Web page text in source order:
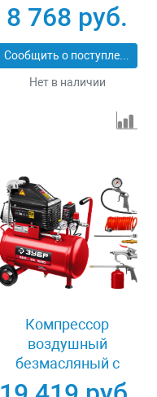
1100/6 1100Вт,
ресивер 6 литров,
180 л/мин Сибртех
58059
8 768 руб.
Сообщить о поступлении
Нет в наличии
Компрессор
воздушный
безмасляный с
набором аксессуаров